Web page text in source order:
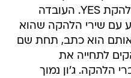
שבעקבותיה הם הקימו את להקת YES. העובדה
עם שירי הלהקה שהוא
אותם הוא כתב, תחת שם
לתחייה את
הלהקה. ג'ון נמוך